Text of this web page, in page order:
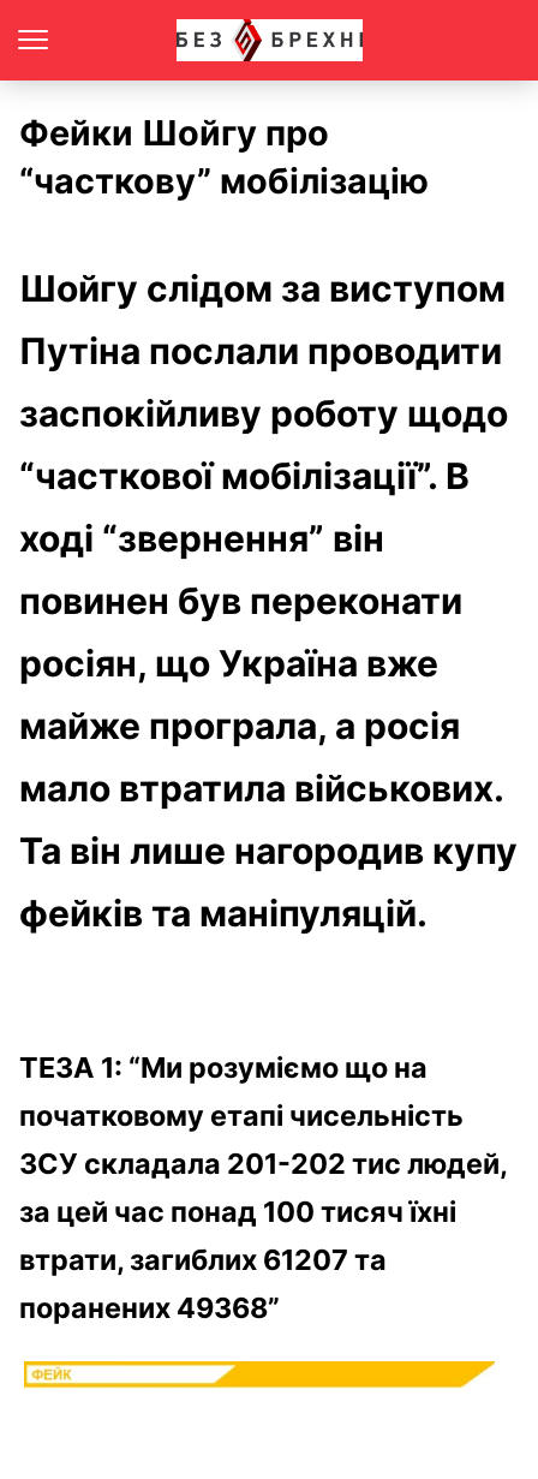
Фейки Шойгу про
“часткову” мобілізацію
Шойгу слідом за виступом
Путіна послали проводити
заспокійливу роботу щодо
“часткової мобілізації”. В
ході “звернення” він
повинен був переконати
росіян, що Україна вже
майже програла, а росія
мало втратила військових.
Та він лише нагородив купу
фейків та маніпуляцій.
ТЕЗА 1: “Ми розуміємо що на
початковому етапі чисельність
ЗСУ складала 201-202 тис людей,
за цей час понад 100 тисяч їхні
втрати, загиблих 61207 та
поранених 49368”